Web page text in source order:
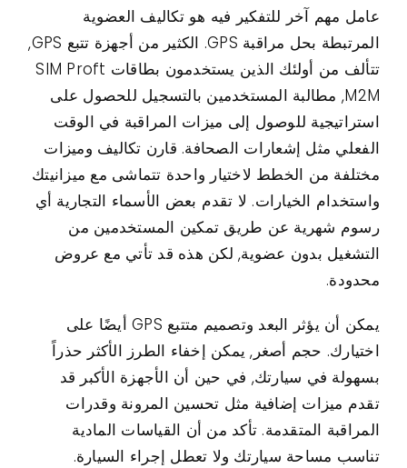
عامل مهم آخر للتفكير فيه هو تكاليف العضوية
المرتبطة بحل مراقبة GPS. الكثير من أجهزة تتبع GPS,
تتألف من أولئك الذين يستخدمون بطاقات SIM Proft
M2M, مطالبة المستخدمين بالتسجيل للحصول على
استراتيجية للوصول إلى ميزات المراقبة في الوقت
الفعلي مثل إشعارات الصحافة. قارن تكاليف وميزات
مختلفة من الخطط لاختيار واحدة تتماشى مع ميزانيتك
واستخدام الخيارات. لا تقدم بعض الأسماء التجارية أي
رسوم شهرية عن طريق تمكين المستخدمين من
التشغيل بدون عضوية, لكن هذه قد تأتي مع عروض
محدودة.
يمكن أن يؤثر البعد وتصميم متتبع GPS أيضًا على
اختيارك. حجم أصغر, يمكن إخفاء الطرز الأكثر حذراً
بسهولة في سيارتك, في حين أن الأجهزة الأكبر قد
تقدم ميزات إضافية مثل تحسين المرونة وقدرات
المراقبة المتقدمة. تأكد من أن القياسات المادية
تناسب مساحة سيارتك ولا تعطل إجراء السيارة.